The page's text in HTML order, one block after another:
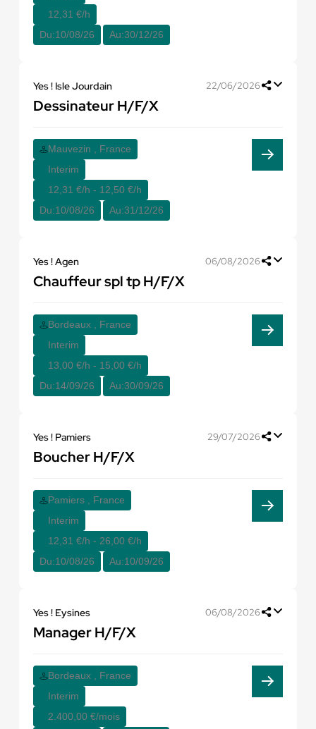
12,31 €/h
Du:10/08/26 Au:30/12/26
Yes ! Isle Jourdain 22/06/2026
Dessinateur H/F/X
Mauvezin , France
Interim
12,31 €/h - 12,50 €/h
Du:10/08/26 Au:31/12/26
Yes ! Agen 06/08/2026
Chauffeur spl tp H/F/X
Bordeaux , France
Interim
13,00 €/h - 15,00 €/h
Du:14/09/26 Au:30/09/26
Yes ! Pamiers 29/07/2026
Boucher H/F/X
Pamiers , France
Interim
12,31 €/h - 26,00 €/h
Du:10/08/26 Au:10/09/26
Yes ! Eysines 06/08/2026
Manager H/F/X
Bordeaux , France
Interim
2.400,00 €/mois